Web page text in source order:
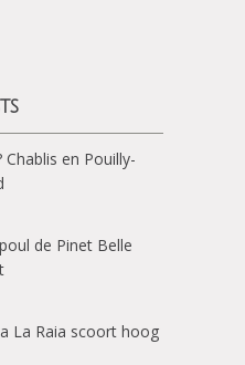
en Pouilly-
de Pinet Belle
La Raia scoort hoog